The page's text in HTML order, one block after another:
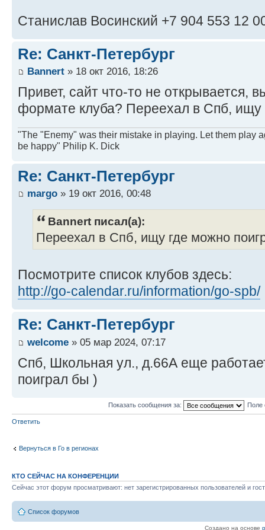
Станислав Восинский +7 904 553 12
Re: Санкт-Петербург
Bannert » 18 окт 2016, 18:26
Привет, сайт что-то не открывается,
формате клуба? Переехал в Спб, ищу
"The "Enemy" was their mistake in playing. Let them play
be happy" Philip K. Dick
Re: Санкт-Петербург
margo » 19 окт 2016, 00:48
Bannert писал(а):
Переехал в Спб, ищу где можно
Посмотрите список клубов здесь:
http://go-calendar.ru/information/go-spb/
Re: Санкт-Петербург
welcome » 05 мар 2024, 07:17
Спб, Школьная ул., д.66А еще
поиграл бы )
Показать сообщения за: Поле
Ответить
Вернуться в Го в регионах
КТО СЕЙЧАС НА КОНФЕРЕНЦИИ
Сейчас этот форум просматривают: нет зарегистрированных пользователей и
Список форумов
Создано на основе